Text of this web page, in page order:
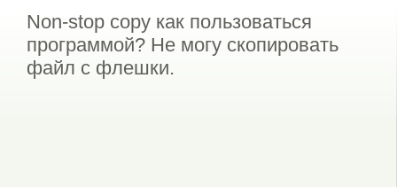
Non-stop copy как пользоваться
программой? Не могу скопировать
файл с флешки.